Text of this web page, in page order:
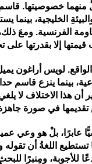
منهما خصوصيتها.
الخليجية، بينما
الفرنسية. ومعَ
إلا بقدرتها على
لويس أراغون
بينما ينزع قاسم
أن هذا الاختلاف لا
في صورة
عابرًا، بلْ هو وعي
اللغةُ أن تقوله
ومِنبرًا للبحث